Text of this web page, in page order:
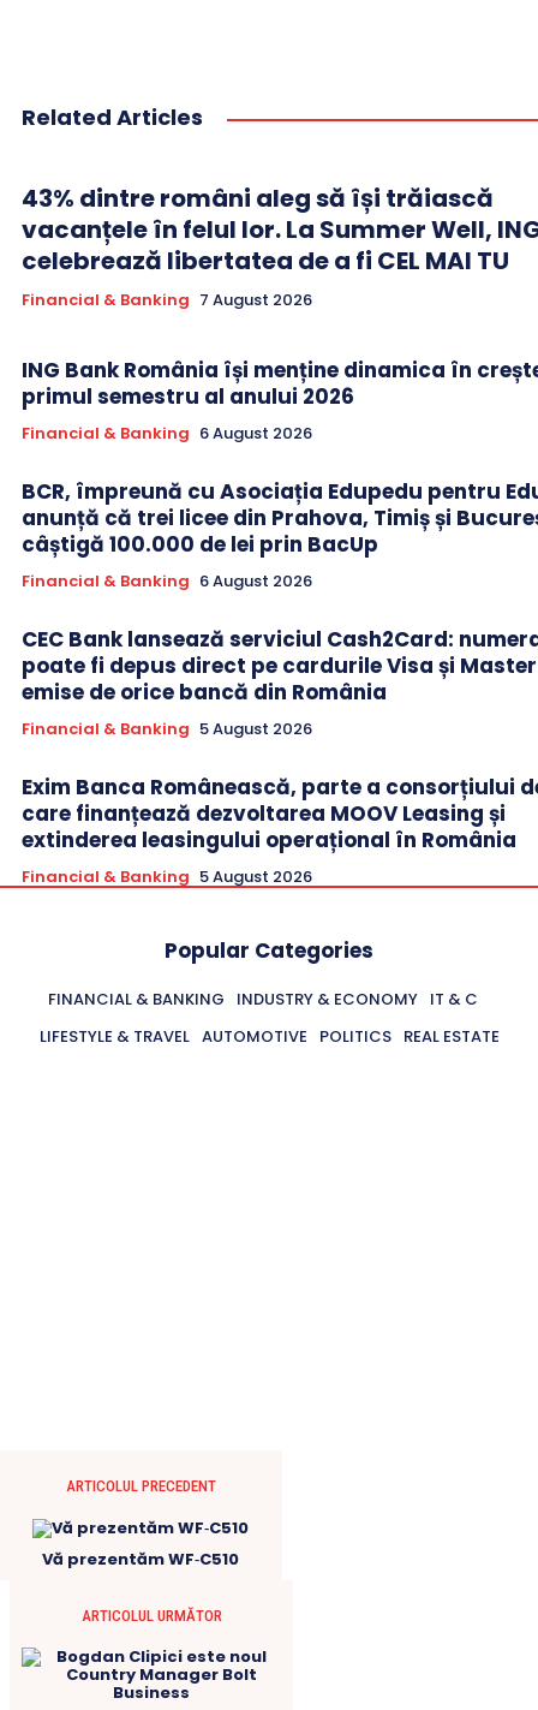
Related Articles
43% dintre români aleg să își trăiască
vacanțele în felul lor. La Summer Well,
celebrează libertatea de a fi CEL MAI TU
Financial & Banking 7 August 2026
ING Bank România își menține dinamica în
primul semestru al anului 2026
Financial & Banking 6 August 2026
BCR, împreună cu Asociația Edupedu pentru
anunță că trei licee din Prahova, Timiș și
câștigă 100.000 de lei prin BacUp
Financial & Banking 6 August 2026
CEC Bank lansează serviciul Cash2Card:
poate fi depus direct pe cardurile Visa și
emise de orice bancă din România
Financial & Banking 5 August 2026
Exim Banca Românească, parte a consorțiului
care finanțează dezvoltarea MOOV Leasing și
extinderea leasingului operațional în România
Financial & Banking 5 August 2026
Popular Categories
FINANCIAL & BANKING INDUSTRY & ECONOMY IT & C
LIFESTYLE & TRAVEL AUTOMOTIVE POLITICS REAL ESTATE
ARTICOLUL PRECEDENT
Vă prezentăm WF‑C510
ARTICOLUL URMĂTOR